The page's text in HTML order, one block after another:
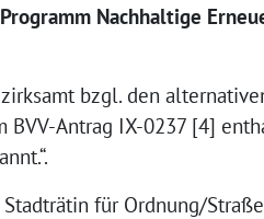
Nachhaltige
bzgl. den
Antrag IX-0237 [4]
für Ordnung/